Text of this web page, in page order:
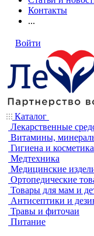
Контакты
...
Войти
Каталог
Лекарственные
Витамины,
Гигиена и косметика
Медтехника
Медицинские
Ортопедические
Товары для мам и
Антисептики и
Травы и фиточаи
Питание